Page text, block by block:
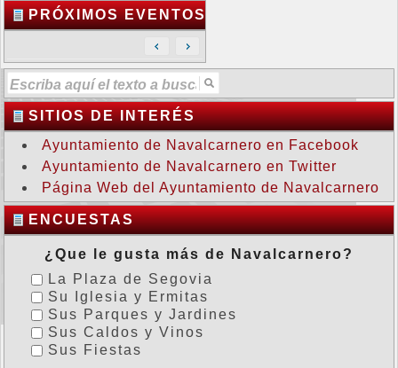
PRÓXIMOS EVENTOS
SITIOS DE INTERÉS
Ayuntamiento de Navalcarnero en Facebook
Ayuntamiento de Navalcarnero en Twitter
Página Web del Ayuntamiento de Navalcarnero
ENCUESTAS
¿Que le gusta más de Navalcarnero?
La Plaza de Segovia
Su Iglesia y Ermitas
Sus Parques y Jardines
Sus Caldos y Vinos
Sus Fiestas